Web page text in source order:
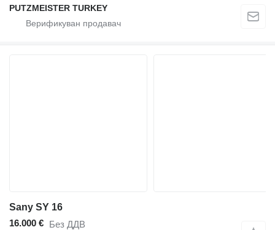
PUTZMEISTER TURKEY
Sany SY 16
16.000 € Без ДДВ